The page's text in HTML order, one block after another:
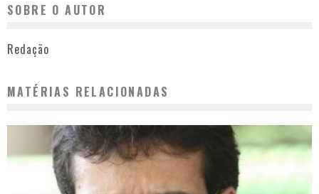
SOBRE O AUTOR
Redação
MATÉRIAS RELACIONADAS